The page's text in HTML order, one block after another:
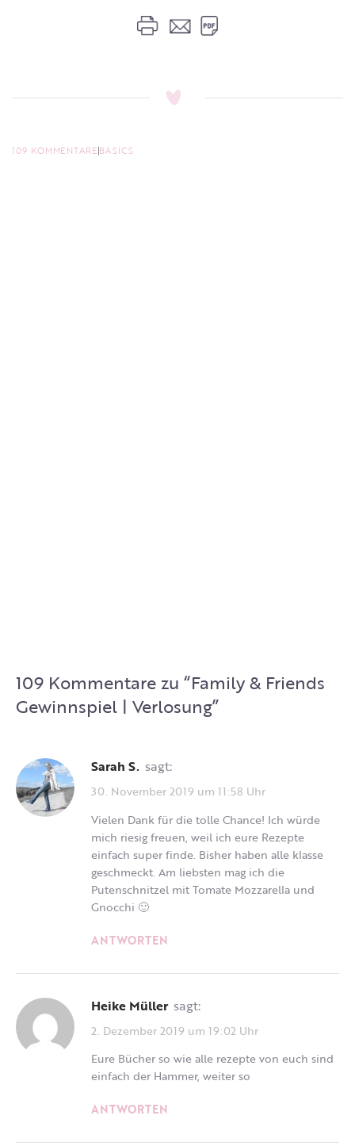
109 KOMMENTAREBASICS
109 Kommentare zu “Family & Friends
Gewinnspiel | Verlosung”
Sarah S. sagt:
30. November 2019 um 11:58 Uhr
Vielen Dank für die tolle Chance! Ich würde
mich riesig freuen, weil ich eure Rezepte
einfach super finde. Bisher haben alle klasse
geschmeckt. Am liebsten mag ich die
Putenschnitzel mit Tomate Mozzarella und
Gnocchi 🙂
ANTWORTEN
Heike Müller sagt:
2. Dezember 2019 um 19:02 Uhr
Eure Bücher so wie alle rezepte von euch sind
einfach der Hammer, weiter so
ANTWORTEN